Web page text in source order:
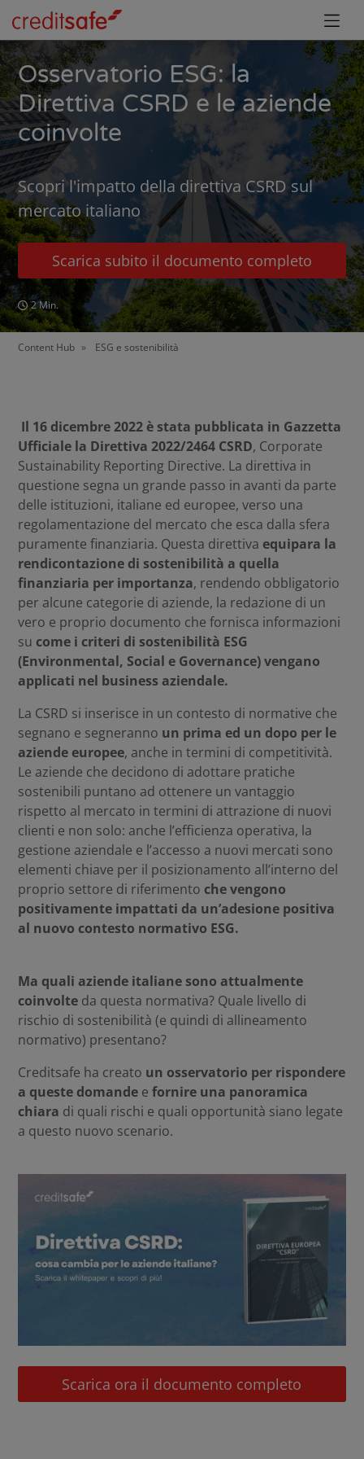
Osservatorio ESG: la
Direttiva CSRD e le aziende
coinvolte
Scopri l'impatto della direttiva CSRD sul
mercato italiano
Scarica subito il documento completo
2 Min.
Content Hub ESG e sostenibilità
Il 16 dicembre 2022 è stata pubblicata in Gazzetta
Ufficiale la Direttiva 2022/2464 CSRD, Corporate
Sustainability Reporting Directive. La direttiva in
questione segna un grande passo in avanti da parte
delle istituzioni, italiane ed europee, verso una
regolamentazione del mercato che esca dalla sfera
puramente finanziaria. Questa direttiva equipara la
rendicontazione di sostenibilità a quella
finanziaria per importanza, rendendo obbligatorio
per alcune categorie di aziende, la redazione di un
vero e proprio documento che fornisca informazioni
su come i criteri di sostenibilità ESG
(Environmental, Social e Governance) vengano
applicati nel business aziendale.
La CSRD si inserisce in un contesto di normative che
segnano e segneranno un prima ed un dopo per le
aziende europee, anche in termini di competitività.
Le aziende che decidono di adottare pratiche
sostenibili puntano ad ottenere un vantaggio
rispetto al mercato in termini di attrazione di nuovi
clienti e non solo: anche l’efficienza operativa, la
gestione aziendale e l’accesso a nuovi mercati sono
elementi chiave per il posizionamento all’interno del
proprio settore di riferimento che vengono
positivamente impattati da un’adesione positiva
al nuovo contesto normativo ESG.
Ma quali aziende italiane sono attualmente
coinvolte da questa normativa? Quale livello di
rischio di sostenibilità (e quindi di allineamento
normativo) presentano?
Creditsafe ha creato un osservatorio per rispondere
a queste domande efornire una panoramica
chiara di quali rischi e quali opportunità siano legate
a questo nuovo scenario.
Scarica ora il documento completo